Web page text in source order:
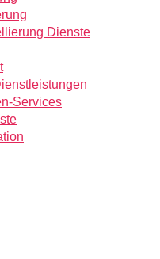
Dienste
Services